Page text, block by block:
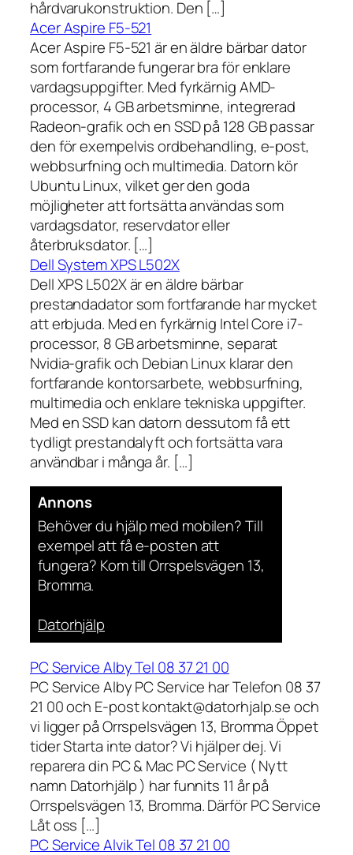
hårdvarukonstruktion. Den […]
Acer Aspire F5-521
Acer Aspire F5-521 är en äldre bärbar dator
som fortfarande fungerar bra för enklare
vardagsuppgifter. Med fyrkärnig AMD-
processor, 4 GB arbetsminne, integrerad
Radeon-grafik och en SSD på 128 GB passar
den för exempelvis ordbehandling, e-post,
webbsurfning och multimedia. Datorn kör
Ubuntu Linux, vilket ger den goda
möjligheter att fortsätta användas som
vardagsdator, reservdator eller
återbruksdator. […]
Dell System XPS L502X
Dell XPS L502X är en äldre bärbar
prestandadator som fortfarande har mycket
att erbjuda. Med en fyrkärnig Intel Core i7-
processor, 8 GB arbetsminne, separat
Nvidia-grafik och Debian Linux klarar den
fortfarande kontorsarbete, webbsurfning,
multimedia och enklare tekniska uppgifter.
Med en SSD kan datorn dessutom få ett
tydligt prestandalyft och fortsätta vara
användbar i många år. […]
Annons
Behöver du hjälp med mobilen? Till
exempel att få e-posten att
fungera? Kom till Orrspelsvägen 13,
Bromma.
Datorhjälp
PC Service Alby Tel 08 37 21 00
PC Service Alby PC Service har Telefon 08 37
21 00 och E-post kontakt@datorhjalp.se och
vi ligger på Orrspelsvägen 13, Bromma Öppet
tider Starta inte dator? Vi hjälper dej. Vi
reparera din PC & Mac PC Service ( Nytt
namn Datorhjälp ) har funnits 11 år på
Orrspelsvägen 13, Bromma. Därför PC Service
Låt oss […]
PC Service Alvik Tel 08 37 21 00